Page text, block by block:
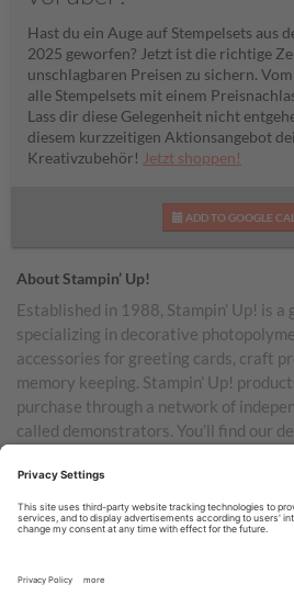
Hast du ein Auge auf Stempelsets aus
2025 geworfen? Jetzt ist die richtige
unschlagbaren Preisen zu sichern.
alle Stempelsets mit einem
Lass dir diese Gelegenheit nicht
diesem kurzzeitigen Aktionsangebot
Kreativzubehör! Jetzt shoppen!
ADD TO GOOGLE
About Stampin’ Up!
Established in 1988, Stampin’ Up! is
specializing in decorative
accessories for greeting cards, craft
memory keeping. Stampin’ Up!
purchase through a network of
called demonstrators. You’ll find our
Australia, New Zealand, Germany,
Austria, the Netherlands, Belgium,